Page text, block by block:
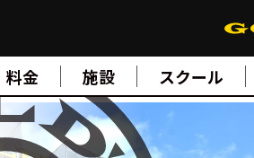
料金 施設 スクール
店舗検索
ジムについて
ーニングサポート